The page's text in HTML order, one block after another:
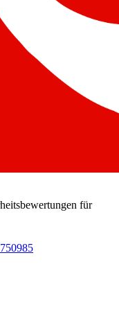
für